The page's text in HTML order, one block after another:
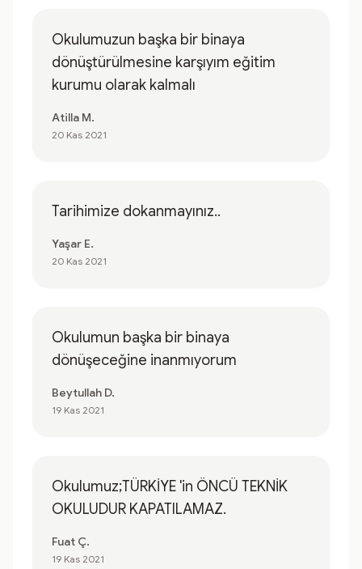
Okulumuzun başka bir binaya
dönüştürülmesine karşıyım eğitim
kurumu olarak kalmalı
Atilla M.
20 Kas 2021
Tarihimize dokanmayınız..
Yaşar E.
20 Kas 2021
Okulumun başka bir binaya
dönüşeceğine inanmıyorum
Beytullah D.
19 Kas 2021
Okulumuz;TÜRKİYE 'in ÖNCÜ TEKNİK
OKULUDUR KAPATILAMAZ.
Fuat Ç.
19 Kas 2021